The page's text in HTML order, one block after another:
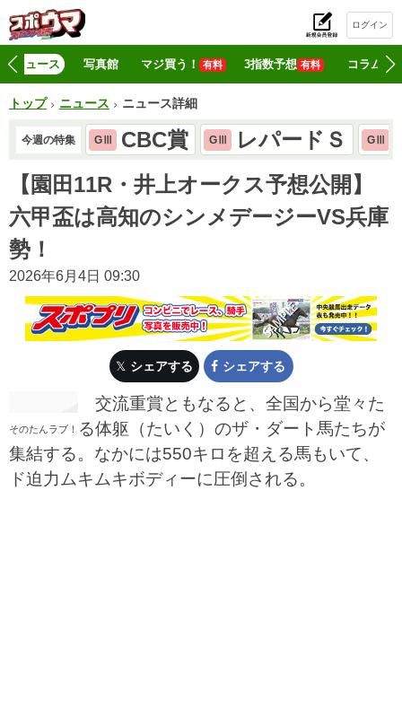
ログイン
ニュース 写真館 マジ買う！ 有料 3指数予想 有料 コラム
トップ ニュース ニュース詳細
今週の特集 GⅢ CBC賞 GⅢ レパードＳ GⅢ
【園田11R・井上オークス予想公開】
六甲盃は高知のシンメデージーVS兵庫
勢！
2026年6月4日 09:30
シェアする シェアする
そのたんラブ！
交流重賞ともなると、全国から堂々た
る体躯（たいく）のザ・ダート馬たちが
集結する。なかには550キロを超える馬もいて、
ド迫力ムキムキボディーに圧倒される。